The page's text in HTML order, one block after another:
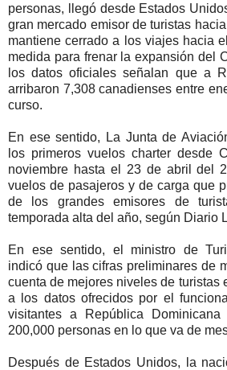
personas, llegó desde Estados
gran mercado emisor de turistas
mantiene cerrado a los viajes hacia
medida para frenar la expansión del
los datos oficiales señalan que a
arribaron 7,308 canadienses entre
curso.
En ese sentido, La Junta de
los primeros vuelos charter desde
noviembre hasta el 23 de abril del
vuelos de pasajeros y de carga que
de los grandes emisores de
temporada alta del año, según Diario
En ese sentido, el ministro de
indicó que las cifras preliminares de
cuenta de mejores niveles de turistas
a los datos ofrecidos por el
visitantes a República
200,000 personas en lo que va de
Después de Estados Unidos, la